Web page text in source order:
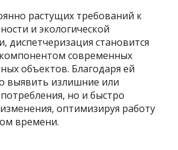
растущих требований к
и экологической
диспетчеризация становится
современных
объектов. Благодаря ей
выявить излишние или
но и быстро
оптимизируя работу
времени.